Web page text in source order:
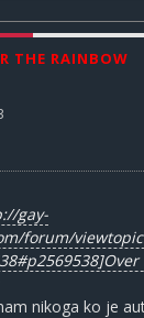
THE RAINBOW
gay-
forum/
nikoga ko je